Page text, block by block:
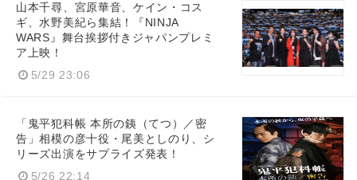
山本千尋、宮原華音、ケイン・コス
ギ、水野美紀ら集結！『NINJA
WARS』舞台挨拶付きジャパンプレミ
ア上映！
5/29 23:06
「鬼平犯科帳 本所の銕（てつ）／密
告」相模の彦十役・尾美としのり、シ
リーズ出演をサプライズ発表！
5/26 22:14